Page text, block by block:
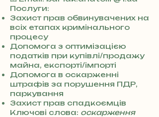
3
8
0
7
3
0
4
8
5
7
8
4
Послуги:
Захист прав обвинувачених на
всіх етапах кримінального
процесу
Допомога з оптимізацією
податків при купівлі/продажу
майна, експорті/імпорті
Допомога в оскарженні
штрафів за порушення ПДР,
паркування
Захист прав спадкоємців
Ключові слова: оскарження